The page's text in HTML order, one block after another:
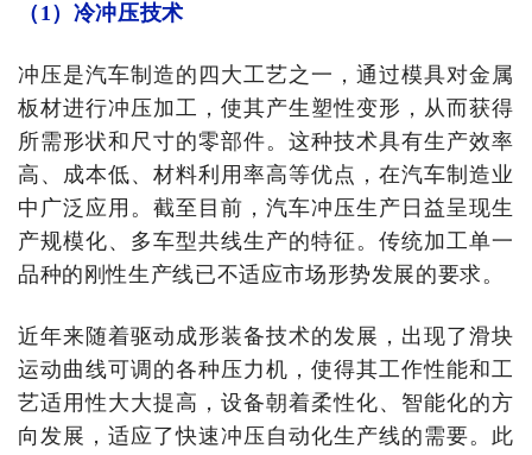
（1）冷冲压技术
冲压是汽车制造的四大工艺之一，通过模具对金属
板材进行冲压加工，使其产生塑性变形，从而获得
所需形状和尺寸的零部件。这种技术具有生产效率
高、成本低、材料利用率高等优点，在汽车制造业
中广泛应用。截至目前，汽车冲压生产日益呈现生
产规模化、多车型共线生产的特征。传统加工单一
品种的刚性生产线已不适应市场形势发展的要求。
近年来随着驱动成形装备技术的发展，出现了滑块
运动曲线可调的各种压力机，使得其工作性能和工
艺适用性大大提高，设备朝着柔性化、智能化的方
向发展，适应了快速冲压自动化生产线的需要。此